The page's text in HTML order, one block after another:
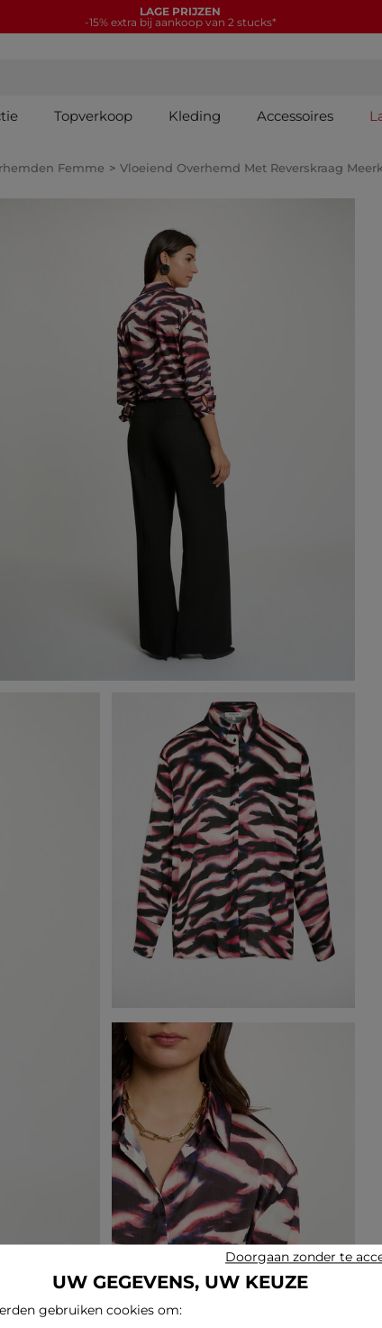
LAGE PRIJZEN
-15% extra bij aankoop van 2 stucks*
Topverkoop Kleding Accessoires
Femme Vloeiend Overhemd Met Reverskraag
UW GEGEVENS, UW KEUZE
gebruiken cookies om:
Doorgaan zonder te